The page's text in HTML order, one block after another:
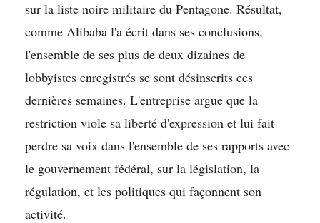
sur la liste noire militaire du Pentagone. Résultat,
comme Alibaba l'a écrit dans ses conclusions,
l'ensemble de ses plus de deux dizaines de
lobbyistes enregistrés se sont désinscrits ces
dernières semaines. L'entreprise argue que la
restriction viole sa liberté d'expression et lui fait
perdre sa voix dans l'ensemble de ses rapports avec
le gouvernement fédéral, sur la législation, la
régulation, et les politiques qui façonnent son
activité.